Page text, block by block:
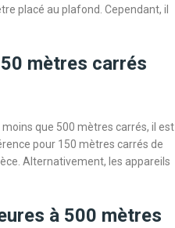
placé au plafond. Cependant, il
mètres carrés
que 500 mètres carrés, il est
pour 150 mètres carrés de
Alternativement, les appareils
à 500 mètres